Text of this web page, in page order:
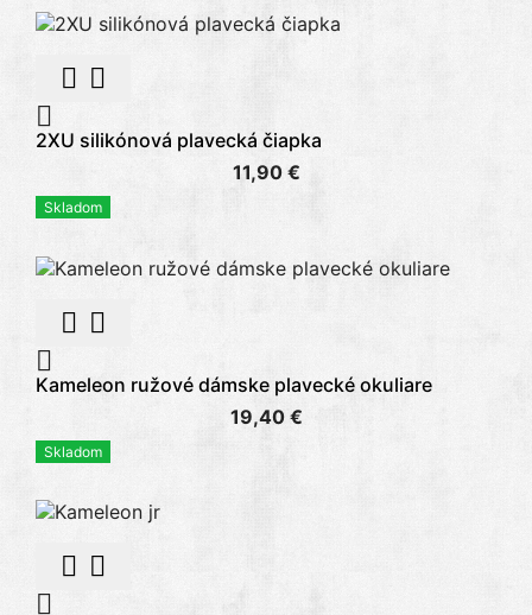
 

2XU silikónová plavecká čiapka
11,90 €
Skladom
 

Kameleon ružové dámske plavecké okuliare
19,40 €
Skladom


